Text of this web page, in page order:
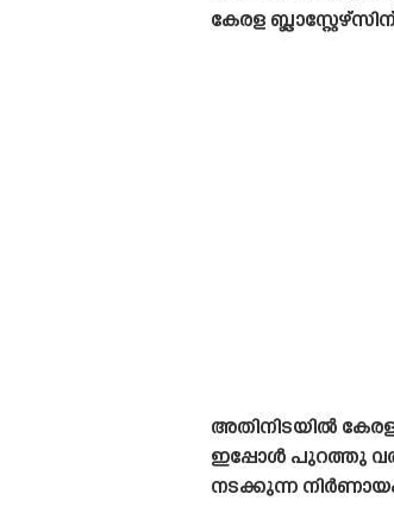
കേരള
അതിനിടയിൽ കേരള
ഇപ്പോൾ പുറത്തു
നടക്കുന്ന